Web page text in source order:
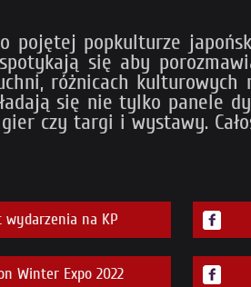
pojętej popkulturze
się aby
różnicach
się nie tylko panele
czy targi i wystawy.
na KP
Winter Expo 2022